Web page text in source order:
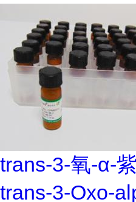
trans-3-氧-α-
trans-3-Oxo-